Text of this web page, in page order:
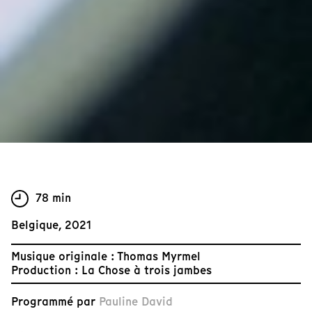
78 min
Belgique, 2021
Musique originale : Thomas Myrmel
Production : La Chose à trois jambes
Programmé par Pauline David